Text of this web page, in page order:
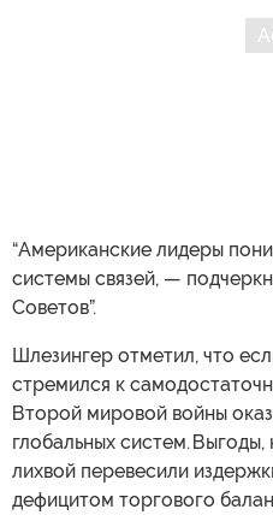
“Американские лидеры
системы связей, —
Советов”.
Шлезингер отметил, что
стремился к
Второй мировой войны
глобальных систем.
лихвой перевесили
дефицитом торгового